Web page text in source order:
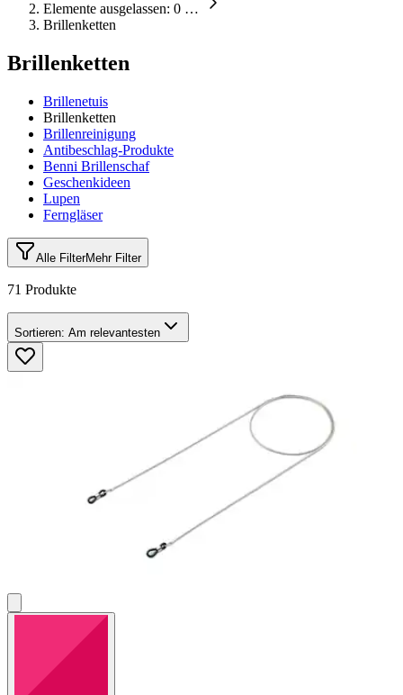
Elemente ausgelassen: 0 …
Brillenketten
Brillenketten
Brillenetuis
Brillenketten
Brillenreinigung
Antibeschlag-Produkte
Benni Brillenschaf
Geschenkideen
Lupen
Ferngläser
Alle FilterMehr Filter
71 Produkte
Sortieren: Am relevantesten